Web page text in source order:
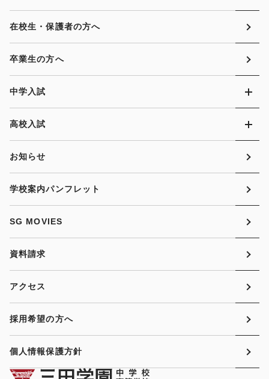
在校生・保護者の方へ
卒業生の方へ
中学入試
高校入試
お知らせ
学校案内パンフレット
SG MOVIES
資料請求
アクセス
採用希望の方へ
個人情報保護方針